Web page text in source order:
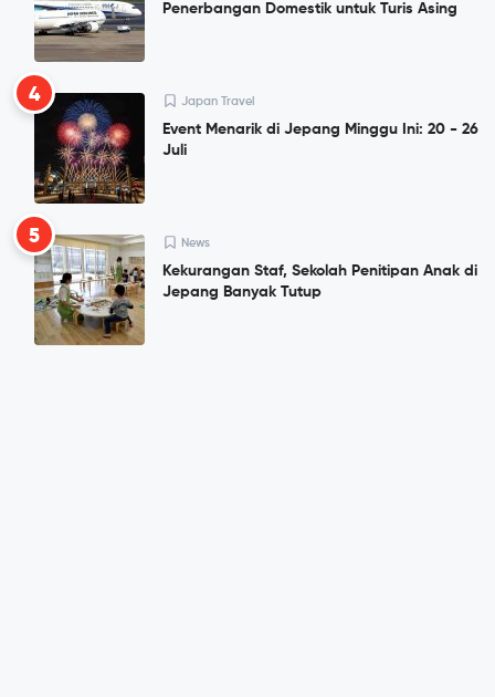
Penerbangan Domestik untuk Turis Asing
4 Japan Travel
Event Menarik di Jepang Minggu Ini: 20 - 26
Juli
5 News
Kekurangan Staf, Sekolah Penitipan Anak di
Jepang Banyak Tutup